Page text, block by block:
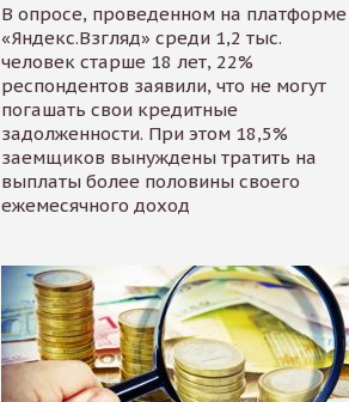
В опросе, проведенном на платформе
«Яндекс.Взгляд» среди 1,2 тыс.
человек старше 18 лет, 22%
респондентов заявили, что не могут
погашать свои кредитные
задолженности. При этом 18,5%
заемщиков вынуждены тратить на
выплаты более половины своего
ежемесячного доход